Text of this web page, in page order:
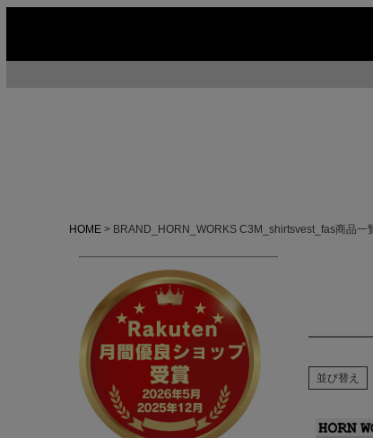
今季イチオシ
MOTORCYCLE ▶
春夏専用ライダース
HOT No.1
RUGGED CASUAL ▶
TOWN WEAR ▶ MOTORCYCLE ▶
ABOUT US ▶
LIUGOOとは?
SERVICE ▶
5つの安心サ
HOME BRAND_HORN_WORKS C3M_shirtsvest_fas商品一
並び替え